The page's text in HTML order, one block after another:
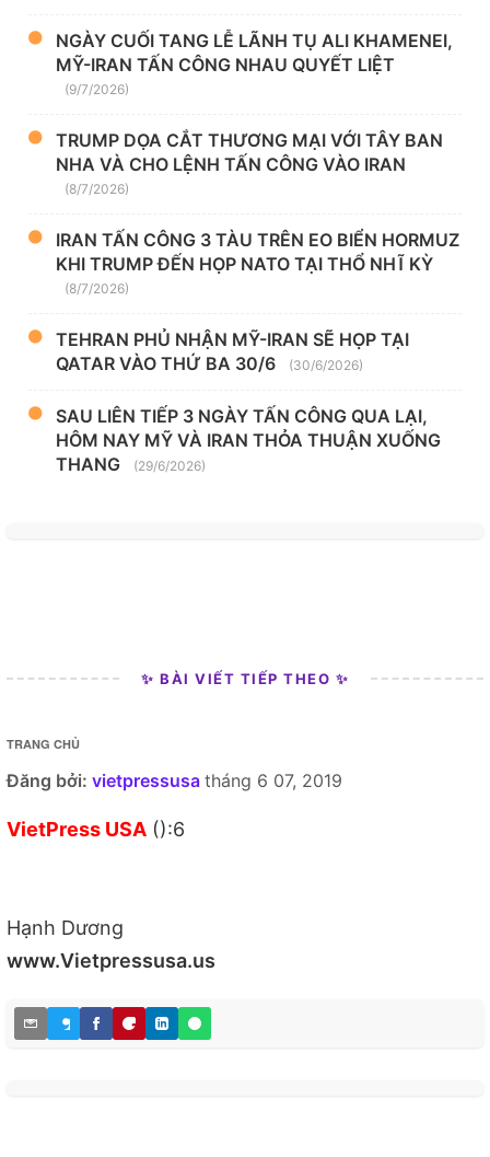
NGÀY CUỐI TANG LỄ LÃNH TỤ ALI KHAMENEI,
MỸ-IRAN TẤN CÔNG NHAU QUYẾT LIỆT
(9/7/2026)
TRUMP DỌA CẮT THƯƠNG MẠI VỚI TÂY BAN
NHA VÀ CHO LỆNH TẤN CÔNG VÀO IRAN
(8/7/2026)
IRAN TẤN CÔNG 3 TÀU TRÊN EO BIỂN HORMUZ
KHI TRUMP ĐẾN HỌP NATO TẠI THỔ NHĨ KỲ
(8/7/2026)
TEHRAN PHỦ NHẬN MỸ-IRAN SẼ HỌP TẠI
QATAR VÀO THỨ BA 30/6
(30/6/2026)
SAU LIÊN TIẾP 3 NGÀY TẤN CÔNG QUA LẠI,
HÔM NAY MỸ VÀ IRAN THỎA THUẬN XUỐNG
THANG
(29/6/2026)
✨ BÀI VIẾT TIẾP THEO ✨
TRANG CHỦ
Đăng bởi: vietpressusa tháng 6 07, 2019
VietPress USA ():6
Hạnh Dương
www.Vietpressusa.us